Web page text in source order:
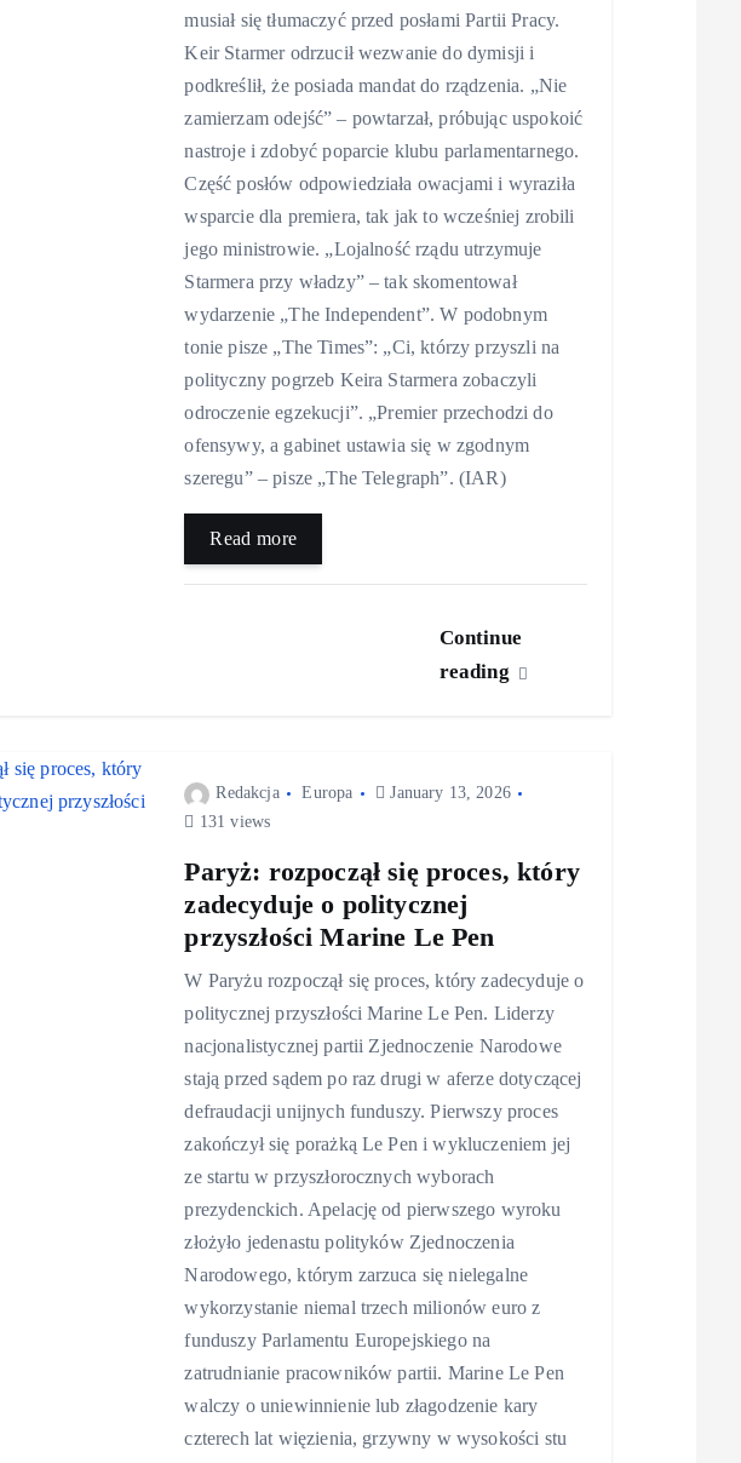
musiał się tłumaczyć przed posłami Partii Pracy.
Keir Starmer odrzucił wezwanie do dymisji i
podkreślił, że posiada mandat do rządzenia. „Nie
zamierzam odejść” – powtarzał, próbując uspokoić
nastroje i zdobyć poparcie klubu parlamentarnego.
Część posłów odpowiedziała owacjami i wyraziła
wsparcie dla premiera, tak jak to wcześniej zrobili
jego ministrowie. „Lojalność rządu utrzymuje
Starmera przy władzy” – tak skomentował
wydarzenie „The Independent”. W podobnym
tonie pisze „The Times”: „Ci, którzy przyszli na
polityczny pogrzeb Keira Starmera zobaczyli
odroczenie egzekucji”. „Premier przechodzi do
ofensywy, a gabinet ustawia się w zgodnym
szeregu” – pisze „The Telegraph”. (IAR)
Read more
Continue
reading
Redakcja Europa
January 13, 2026
131 views
Paryż: rozpoczął się proces, który
zadecyduje o politycznej
przyszłości Marine Le Pen
W Paryżu rozpoczął się proces, który zadecyduje o
politycznej przyszłości Marine Le Pen. Liderzy
nacjonalistycznej partii Zjednoczenie Narodowe
stają przed sądem po raz drugi w aferze dotyczącej
defraudacji unijnych funduszy. Pierwszy proces
zakończył się porażką Le Pen i wykluczeniem jej
ze startu w przyszłorocznych wyborach
prezydenckich. Apelację od pierwszego wyroku
złożyło jedenastu polityków Zjednoczenia
Narodowego, którym zarzuca się nielegalne
wykorzystanie niemal trzech milionów euro z
funduszy Parlamentu Europejskiego na
zatrudnianie pracowników partii. Marine Le Pen
walczy o uniewinnienie lub złagodzenie kary
czterech lat więzienia, grzywny w wysokości stu